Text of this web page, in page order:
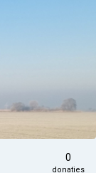
0
donaties